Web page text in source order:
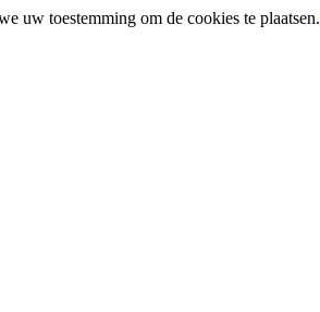
uw toestemming om de cookies te plaatsen.